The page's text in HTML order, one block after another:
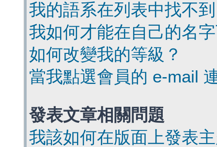
我的語系在列表中找不
我如何才能在自己的名
如何改變我的等級？
當我點選會員的 e-mail
發表文章相關問題
我該如何在版面上發表